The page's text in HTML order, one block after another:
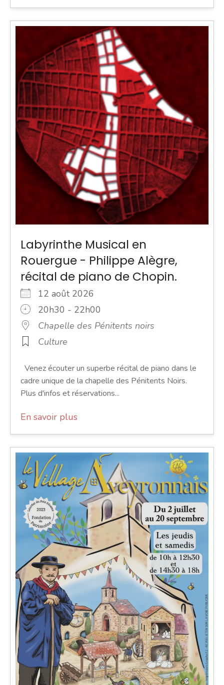
Labyrinthe Musical en
Rouergue - Philippe Alègre,
récital de piano de Chopin.
12 août 2026
20h30 - 22h00
Chapelle des Pénitents noirs
Culture
Venez écouter un superbe récital de piano dans le
cadre unique de la chapelle des Pénitents Noirs.
Plus d'infos et réservations...
En savoir plus